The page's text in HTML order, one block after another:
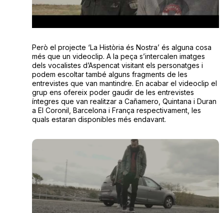
Però el projecte ‘La Història és Nostra’ és alguna cosa
més que un videoclip. A la peça s’intercalen imatges
dels vocalistes d’Aspencat visitant els personatges i
podem escoltar també alguns fragments de les
entrevistes que van mantindre. En acabar el videoclip el
grup ens ofereix poder gaudir de les entrevistes
íntegres que van realitzar a Cañamero, Quintana i Duran
a El Coronil, Barcelona i França respectivament, les
quals estaran disponibles més endavant.